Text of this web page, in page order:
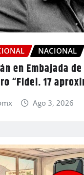
NACIONAL
en Embajada de
“Fidel. 17
Ago 3, 2026